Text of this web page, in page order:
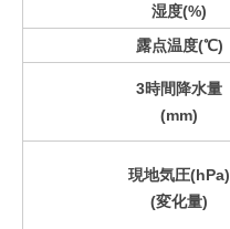
湿度(%)
露点温度(℃)
3時間降水量
(mm)
現地気圧(hPa)
(変化量)